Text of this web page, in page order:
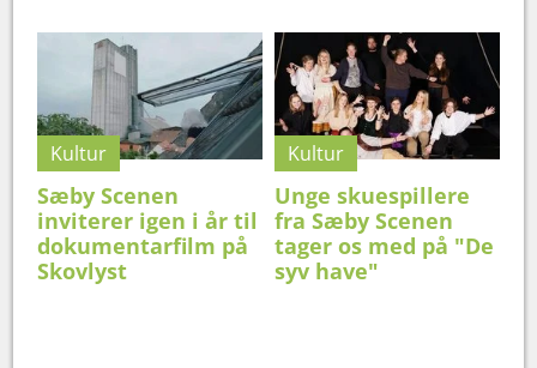
Kultur
Sæby Scenen
inviterer igen i år til
dokumentarfilm på
Skovlyst
Kultur
Unge skuespillere
fra Sæby Scenen
tager os med på "De
syv have"